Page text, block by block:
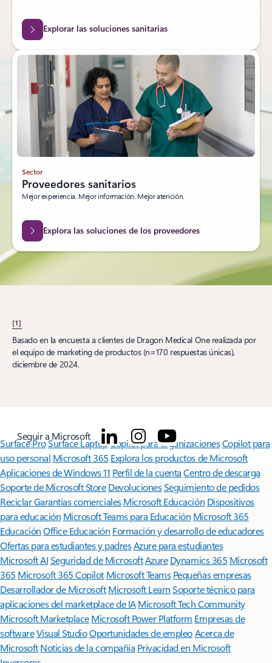
Explorar las soluciones sanitarias
Sector
Proveedores sanitarios
Mejor experiencia. Mejor información. Mejor atención.
Explora las soluciones de los proveedores
[1]
Basado en la encuesta a clientes de Dragon Medical One realizada por
el equipo de marketing de productos (n=170 respuestas únicas),
diciembre de 2024.
Seguir a Microsoft
Surface ProSurface Laptop Copilot para organizacionesCopilot para
uso personal Microsoft 365 Explora los productos de Microsoft
Aplicaciones de Windows 11 Perfil de la cuenta Centro de descarga
Soporte de Microsoft Store DevolucionesSeguimiento de pedidos
ReciclarGarantías comerciales Microsoft Educación Dispositivos
para educación Microsoft Teams para Educación Microsoft 365
Educación Office Educación Formación y desarrollo de educadores
Ofertas para estudiantes y padresAzure para estudiantes
Microsoft AISeguridad de MicrosoftAzure Dynamics 365 Microsoft
365 Microsoft 365 Copilot Microsoft Teams Pequeñas empresas
Desarrollador de Microsoft Microsoft Learn Soporte técnico para
aplicaciones del marketplace de IA Microsoft Tech Community
Microsoft MarketplaceMicrosoft Power Platform Empresas de
softwareVisual StudioOportunidades de empleoAcerca de
Microsoft Noticias de la compañía Privacidad en Microsoft